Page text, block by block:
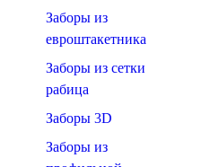
Заборы из
евроштакетника
Заборы из сетки
рабица
Заборы 3D
Заборы из